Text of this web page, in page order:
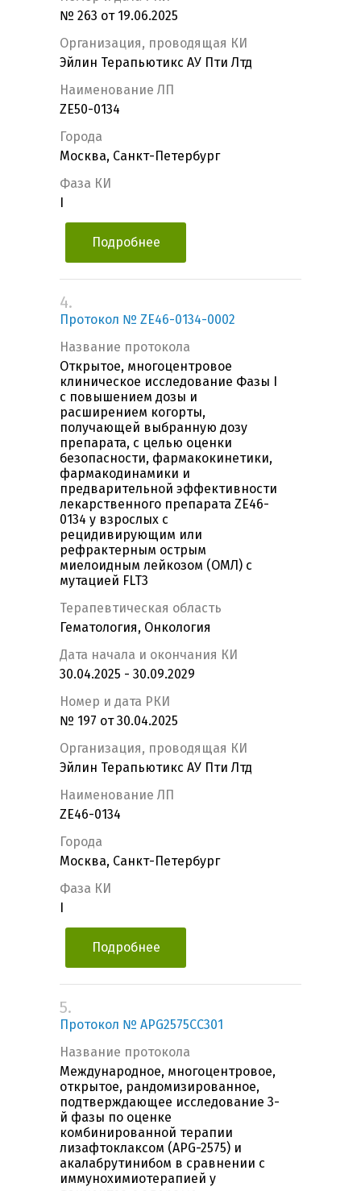
№ 263 от 19.06.2025
Организация, проводящая КИ
Эйлин Терапьютикс АУ Пти Лтд
Наименование ЛП
ZE50-0134
Города
Москва, Санкт-Петербург
Фаза КИ
Подробнее
4.
Протокол № ZE46-0134-0002
Название протокола
Открытое, многоцентровое
клиническое исследование Фазы I
с повышением дозы и
расширением когорты,
получающей выбранную дозу
препарата, с целью оценки
безопасности, фармакокинетики,
фармакодинамики и
предварительной эффективности
лекарственного препарата ZE46-
0134 у взрослых с
рецидивирующим или
рефрактерным острым
миелоидным лейкозом (ОМЛ) с
мутацией FLT3
Терапевтическая область
Гематология, Онкология
Дата начала и окончания КИ
30.04.2025 - 30.09.2029
Номер и дата РКИ
№ 197 от 30.04.2025
Организация, проводящая КИ
Эйлин Терапьютикс АУ Пти Лтд
Наименование ЛП
ZE46-0134
Города
Москва, Санкт-Петербург
Фаза КИ
Подробнее
5.
Протокол № APG2575CC301
Название протокола
Международное, многоцентровое,
открытое, рандомизированное,
подтверждающее исследование 3-
й фазы по оценке
комбинированной терапии
лизафтоклаксом (APG-2575) и
акалабрутинибом в сравнении с
иммунохимиотерапией у